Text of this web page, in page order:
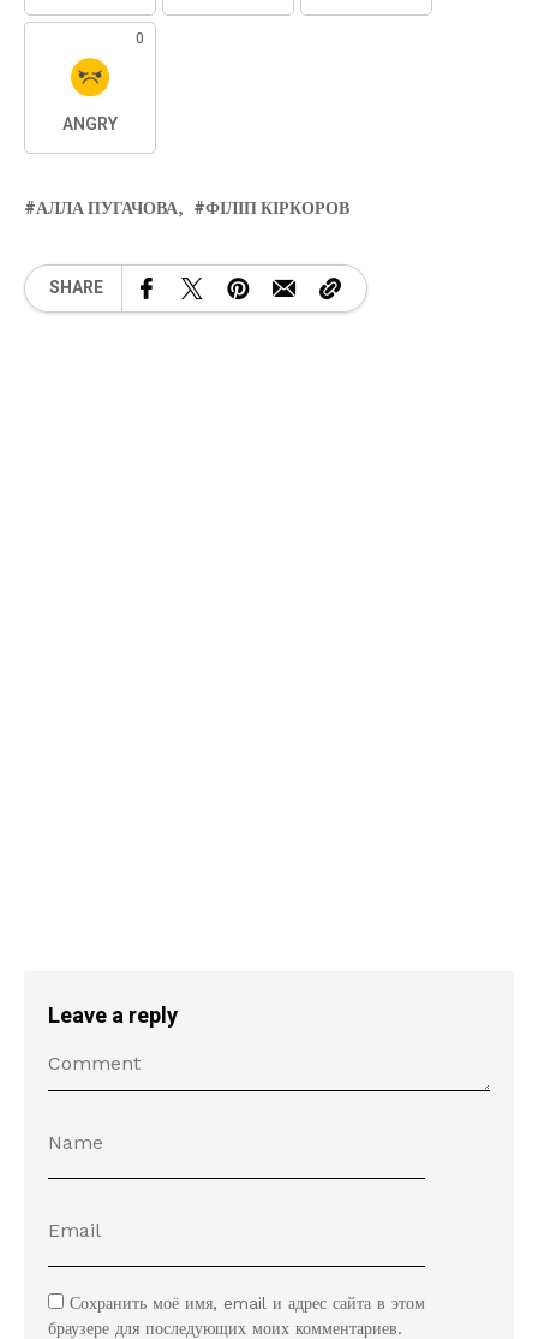
0
ANGRY
АЛЛА ПУГАЧОВА ФІЛІП КІРКОРОВ
SHARE
Leave a reply
Сохранить моё имя, email и адрес сайта в этом
браузере для последующих моих комментариев.